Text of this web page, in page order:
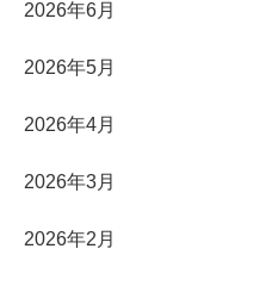
2026年6月
2026年5月
2026年4月
2026年3月
2026年2月